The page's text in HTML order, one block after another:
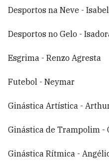
Desportos na Neve -
Desportos no Gelo -
Esgrima - Renzo Agresta
Futebol - Neymar
Ginástica Artística -
Ginástica de Trampolim -
Ginástica Rítmica -